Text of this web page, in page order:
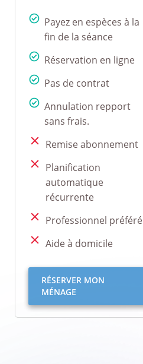
Payez en espèces à la
fin de la séance
Réservation en ligne
Pas de contrat
Annulation repport
sans frais.
Remise abonnement
Planification
automatique
récurrente
Professionnel préféré
Aide à domicile
RÉSERVER MON
MÉNAGE